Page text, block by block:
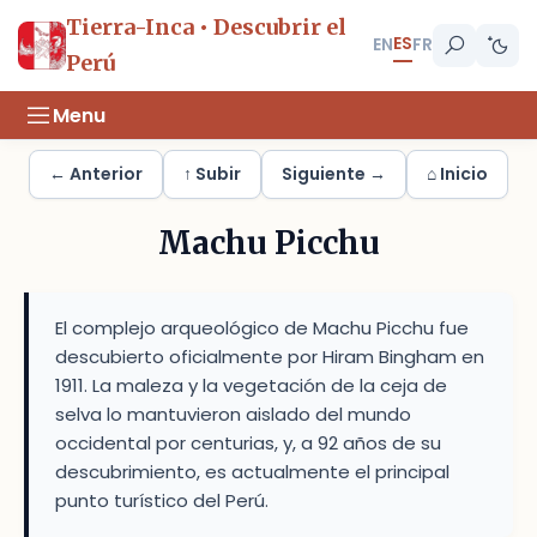
Tierra-Inca • Descubrir el
Perú
ENESFR
Menu
← Anterior ↑ Subir Siguiente → ⌂ Inicio
Machu Picchu
El complejo arqueológico de Machu Picchu fue
descubierto oficialmente por Hiram Bingham en
1911. La maleza y la vegetación de la ceja de
selva lo mantuvieron aislado del mundo
occidental por centurias, y, a 92 años de su
descubrimiento, es actualmente el principal
punto turístico del Perú.